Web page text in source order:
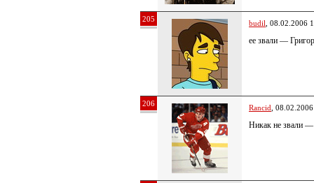
205 budil , 08.02.2006
ее звали —
206 Rancid ,
Никак не звали